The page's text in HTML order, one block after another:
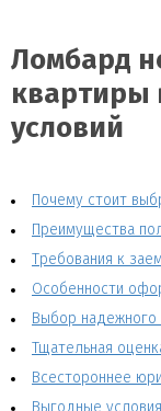
Ломбард
квартиры
условий
Почему стоит
Преимущества
Требования к
Особенности
Выбор
Тщательная
Всестороннее
Выгодные